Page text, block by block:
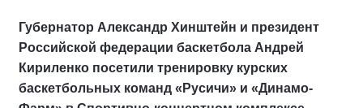
Губернатор Александр Хинштейн и президент
Российской федерации баскетбола Андрей
Кириленко посетили тренировку курских
баскетбольных команд «Русичи» и «Динамо-